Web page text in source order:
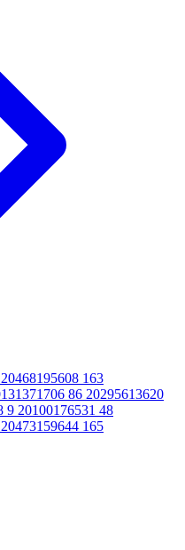
163
86 20295613620
9 20100176531 48
165